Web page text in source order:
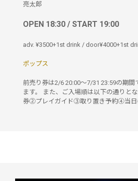
亮太郎
OPEN 18:30 / START 19:00
adv. ¥3500+1st drink / door¥4000+1st
ポップス
前売り券は2/6 20:00〜7/31 23:59の期間
ます。 また、ご入場順は以下の通りと
券②プレイガイド③取り置き予約④当日